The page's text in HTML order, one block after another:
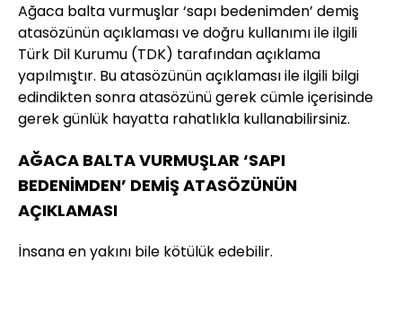
Ağaca balta vurmuşlar ‘sapı bedenimden’ demiş
atasözünün açıklaması ve doğru kullanımı ile ilgili
Türk Dil Kurumu (TDK) tarafından açıklama
yapılmıştır. Bu atasözünün açıklaması ile ilgili bilgi
edindikten sonra atasözünü gerek cümle içerisinde
gerek günlük hayatta rahatlıkla kullanabilirsiniz.
AĞACA BALTA VURMUŞLAR ‘SAPI
BEDENİMDEN’ DEMİŞ ATASÖZÜNÜN
AÇIKLAMASI
İnsana en yakını bile kötülük edebilir.